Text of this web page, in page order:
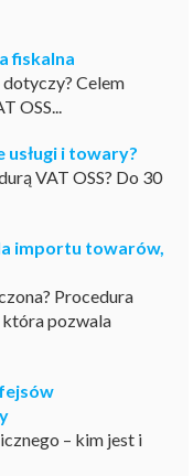
fiskalna
dotyczy? Celem
OSS...
usługi i towary?
VAT OSS? Do 30
importu towarów,
Procedura
która pozwala
– kim jest i